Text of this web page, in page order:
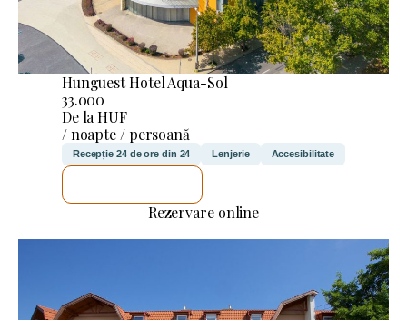
Hunguest Hotel Aqua-Sol
33.000
De la HUF
/ noapte / persoană
Recepție 24 de ore din 24 Lenjerie Accesibilitate
Rezervare online